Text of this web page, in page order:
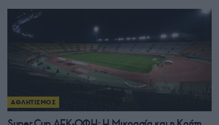
ΑΘΛΗΤΙΣΜΟΣ